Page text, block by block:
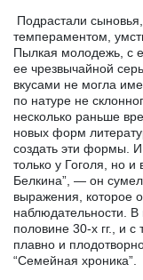
Подрастали
темпераментом,
Пылкая молодежь, с
ее чрезвычайной
вкусами не могла
по натуре не
несколько раньше
новых форм
создать эти формы.
только у Гоголя, но и
Белкина”, — он сумел
выражения, которое
наблюдательности.
половине 30-х гг., и с
плавно и
“Семейная хроника”.